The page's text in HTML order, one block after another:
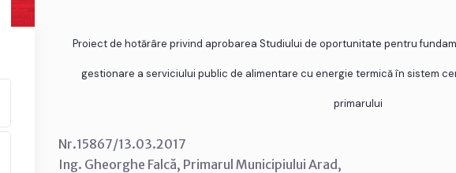
Proiect de hotărâre privind aprobarea Studiului de oportunitate pentru
gestionare a serviciului public de alimentare cu energie termică în sistem
primarului
Nr.15867/13.03.2017
Ing. Gheorghe Falcă, Primarul Municipiului Arad,